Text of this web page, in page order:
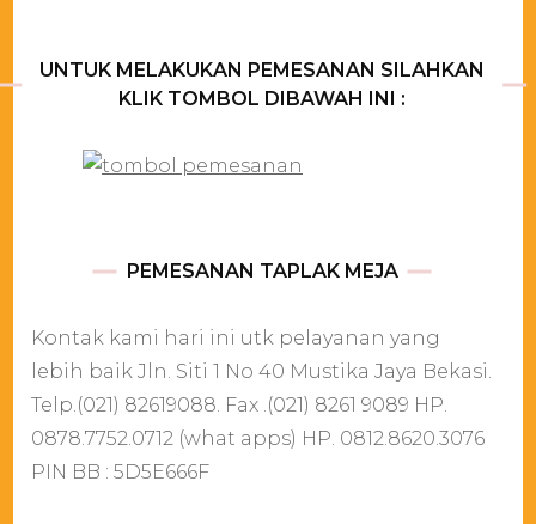
UNTUK MELAKUKAN PEMESANAN SILAHKAN
KLIK TOMBOL DIBAWAH INI :
PEMESANAN TAPLAK MEJA
Kontak kami hari ini utk pelayanan yang
lebih baik Jln. Siti 1 No 40 Mustika Jaya Bekasi.
Telp.(021) 82619088. Fax .(021) 8261 9089 HP.
0878.7752.0712 (what apps) HP. 0812.8620.3076
PIN BB : 5D5E666F